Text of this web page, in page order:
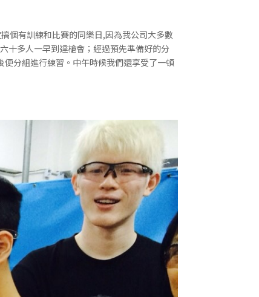
個有訓練和比賽的同樂日,因為我公司大多數
十多人一早到達槍會；經過預先準備好的分
分組進行練習。中午時候我們還享受了一頓